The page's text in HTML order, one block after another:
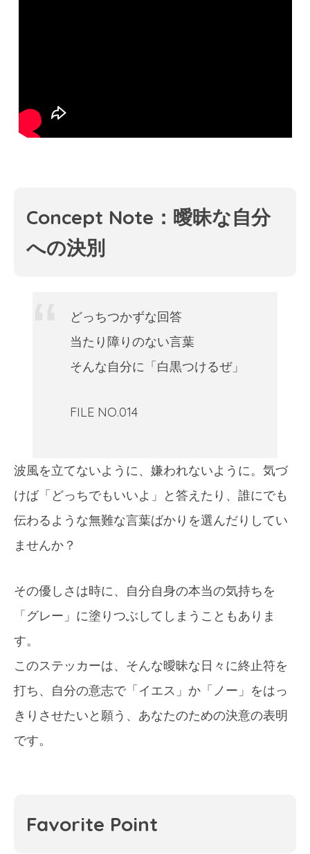
Concept Note：曖昧な自分
への決別
どっちつかずな回答
当たり障りのない言葉
そんな自分に「白黒つけるぜ」
FILE NO.014
波風を立てないように、嫌われないように。気づ
けば「どっちでもいいよ」と答えたり、誰にでも
伝わるような無難な言葉ばかりを選んだりしてい
ませんか？
その優しさは時に、自分自身の本当の気持ちを
「グレー」に塗りつぶしてしまうこともありま
す。
このステッカーは、そんな曖昧な日々に終止符を
打ち、自分の意志で「イエス」か「ノー」をはっ
きりさせたいと願う、あなたのための決意の表明
です。
Favorite Point